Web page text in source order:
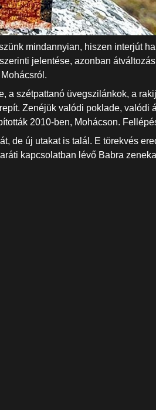
mindannyian, hiszen interjút
jelentése, azonban
a szétpattanó üvegszilánkok, a
Zenéjük valódi poklade, valódi
2010-ben, Mohácson.
de új utakat is talál. E törekvés
kapcsolatban lévő Babra